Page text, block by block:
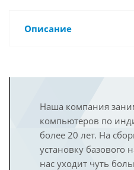
Описание
Наша компания
компьютеров по
более 20 лет. На
установку базового
нас уходит чуть